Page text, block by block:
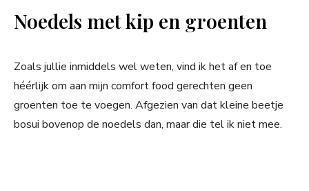
Noedels met kip en groenten
Zoals jullie inmiddels wel weten, vind ik het af en toe
héérlijk om aan mijn comfort food gerechten geen
groenten toe te voegen. Afgezien van dat kleine beetje
bosui bovenop de noedels dan, maar die tel ik niet mee.